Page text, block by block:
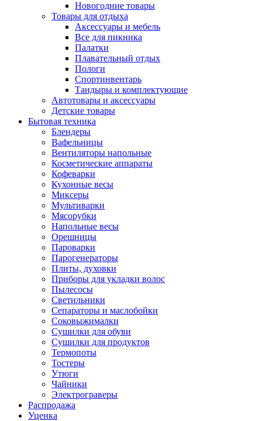
Новогодние товары
Товары для отдыха
Аксессуары и мебель
Все для пикника
Палатки
Плавательный отдых
Пологи
Спортинвентарь
Тандыры и комплектующие
Автотовары и аксессуары
Детские товары
Бытовая техника
Блендеры
Вафельницы
Вентиляторы напольные
Косметические аппараты
Кофеварки
Кухонные весы
Миксеры
Мультиварки
Мясорубки
Напольные весы
Орешницы
Пароварки
Парогенераторы
Плиты, духовки
Приборы для укладки волос
Пылесосы
Светильники
Сепараторы и маслобойки
Соковыжималки
Сушилки для обуви
Сушилки для продуктов
Термопоты
Тостеры
Утюги
Чайники
Электрограверы
Распродажа
Уценка